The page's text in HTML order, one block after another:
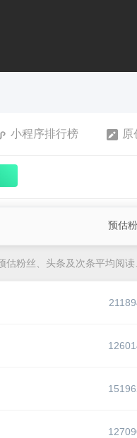
小程序排行榜 原
预估
粉丝、头条及次条平均阅